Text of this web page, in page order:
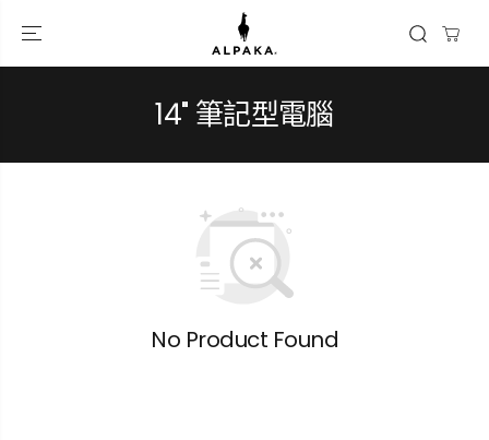
跳到內容
14" 筆記型電腦
No Product Found